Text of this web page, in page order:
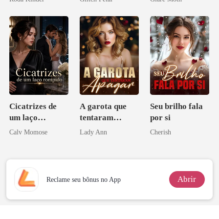
Cicatrizes de
um laço
rompido
Calv Momose
A garota que
tentaram
apagar
Lady Ann
Seu brilho fala
por si
Cherish
Reclame seu bônus no App Abrir